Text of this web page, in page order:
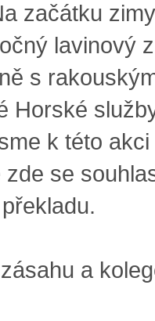
začátku
lavinový
s
Horské
k této
se
a